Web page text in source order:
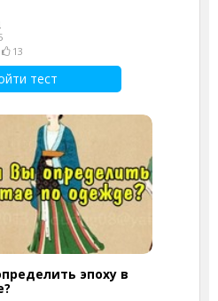
13
тест
эпоху в